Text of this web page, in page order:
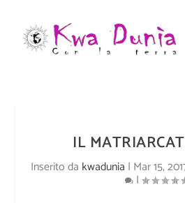
IL
Inserito da kwadunia | Mar 15,
|